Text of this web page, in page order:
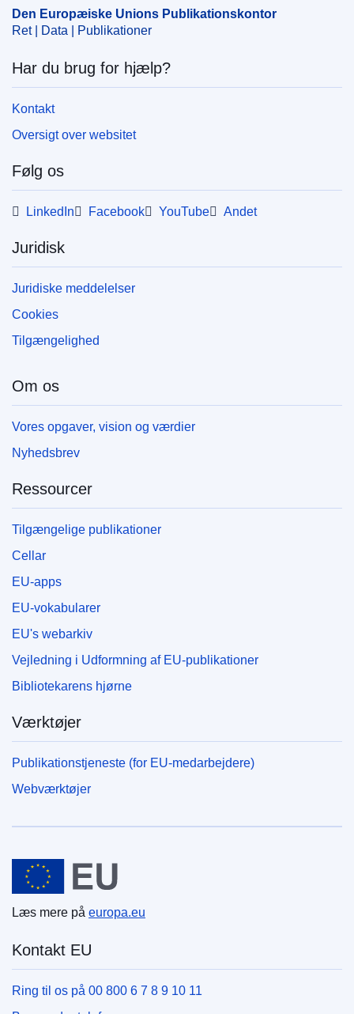
OJ : C_202406363
Den Europæiske Unions Publikationskontor
Ret | Data | Publikationer
Har du brug for hjælp?
Kontakt
Oversigt over websitet
Følg os
LinkedIn Facebook YouTube Andet
Juridisk
Juridiske meddelelser
Cookies
Tilgængelighed
Om os
Vores opgaver, vision og værdier
Nyhedsbrev
Ressourcer
Tilgængelige publikationer
Cellar
EU-apps
EU-vokabularer
EU's webarkiv
Vejledning i Udformning af EU-publikationer
Bibliotekarens hjørne
Værktøjer
Publikationstjeneste (for EU-medarbejdere)
Webværktøjer
Den Europæiske Union
Læs mere på europa.eu
Kontakt EU
Ring til os på 00 800 6 7 8 9 10 11